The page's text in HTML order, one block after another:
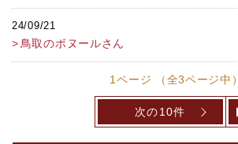
24/09/21
鳥取のボヌールさん
1ページ （全3ページ中）
次の10件